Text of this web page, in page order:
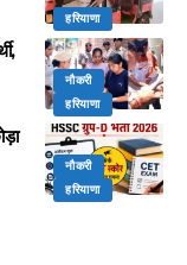
हरियाणा
नौकरी
हरियाणा
नौकरी
हरियाणा